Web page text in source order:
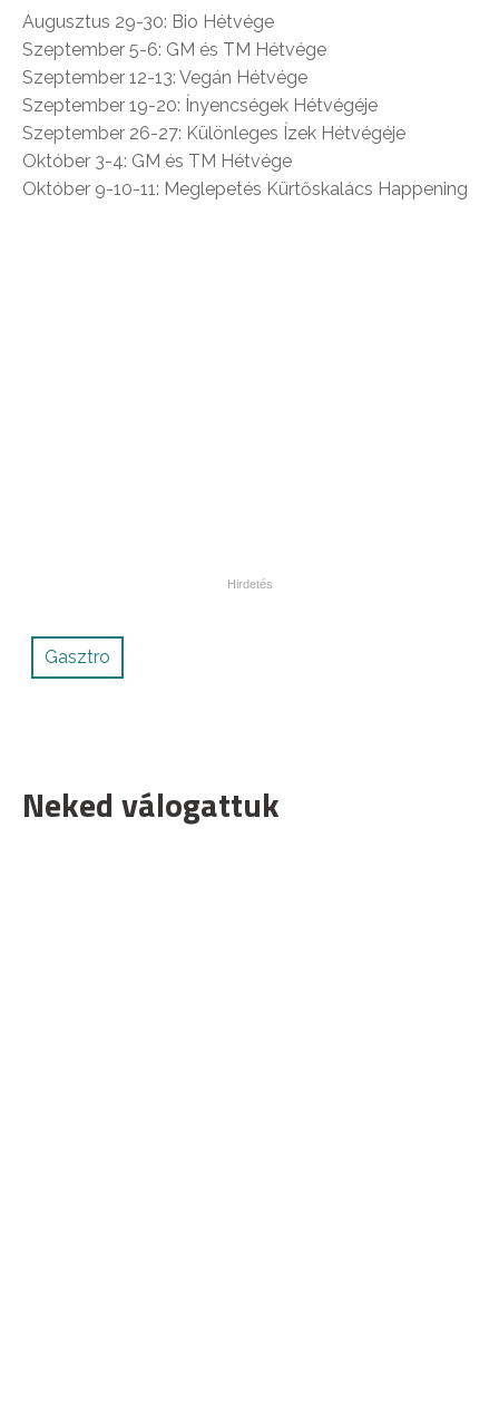
Augusztus 29-30: Bio Hétvége
Szeptember 5-6: GM és TM Hétvége
Szeptember 12-13: Vegán Hétvége
Szeptember 19-20: Ínyencségek Hétvégéje
Szeptember 26-27: Különleges Ízek Hétvégéje
Október 3-4: GM és TM Hétvége
Október 9-10-11: Meglepetés Kürtőskalács Happening
Gasztro
Neked válogattuk